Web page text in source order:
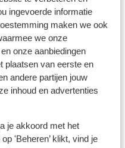
ingevoerde informatie
maken we ook
we onze
onze aanbiedingen
plaatsen van eerste en
andere partijen jouw
inhoud en advertenties
je akkoord met het
'Beheren’ klikt, vind je
ligstoelen)
9, kilometer
betaling)
jou